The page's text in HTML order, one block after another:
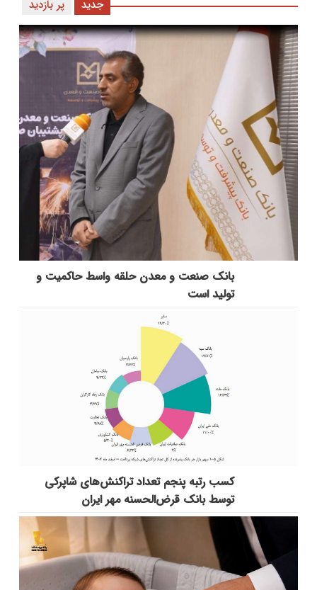
پر بازدید جدید
بانك صنعت و معدن حلقه واسط حاكمیت و
تولید است
کسب رتبه پنجم تعداد تراکنش‌های شاپرکی
توسط بانک قرض‌الحسنه مهر ایران